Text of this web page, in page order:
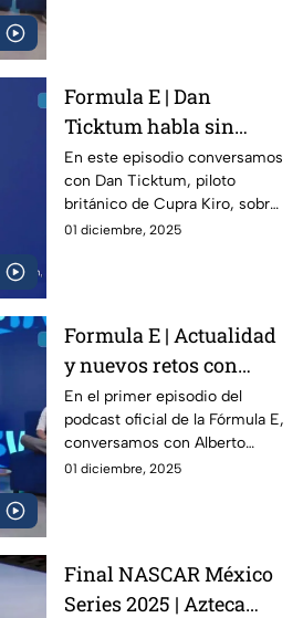
Formula E | Dan
Ticktum habla sin
filtros sobre la Formula
E y su futuro
En este episodio conversamos
con Dan Ticktum, piloto
británico de Cupra Kiro, sobre
su visión de la Fórmula E, los
01 diciembre, 2025
Formula E | Actualidad
y nuevos retos con
Alberto Longo
En el primer episodio del
podcast oficial de la Fórmula E,
conversamos con Alberto
Longo, cofundador y Chief
viene para el futuro del
automovilismo eléctrico.
01 diciembre, 2025
Final NASCAR México
Series 2025 | Azteca